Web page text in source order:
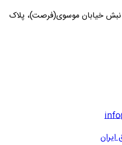
نبش خیابان موسوی(فرصت)، پلاک